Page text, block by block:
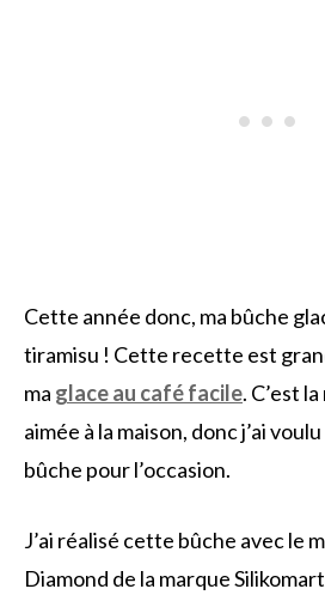
Cette année donc, ma bûche
tiramisu ! Cette recette est
ma glace au café facile. C’est
aimée à la maison, donc j’ai
bûche pour l’occasion.
J’ai réalisé cette bûche avec le
Diamond de la marque